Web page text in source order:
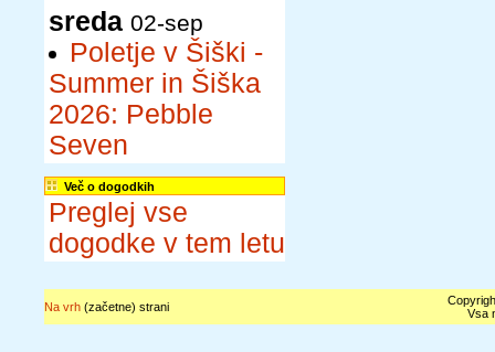
sreda 02-sep
Poletje v Šiški -
Summer in Šiška
2026: Pebble
Seven
Več o dogodkih
Preglej vse
dogodke v tem letu
Na vrh(začetne) strani
Vsa